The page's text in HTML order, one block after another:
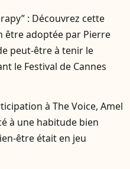
: Découvrez cette
être adoptée par Pierre
peut-être à tenir le
le Festival de Cannes
à The Voice, Amel
à une habitude bien
être était en jeu